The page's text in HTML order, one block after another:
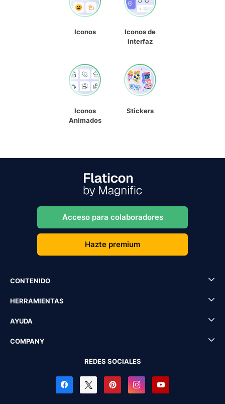
Iconos
Iconos de
interfaz
Iconos
Animados
Stickers
Acceso para colaboradores
Hazte premium
CONTENIDO
HERRAMIENTAS
AYUDA
COMPANY
REDES SOCIALES